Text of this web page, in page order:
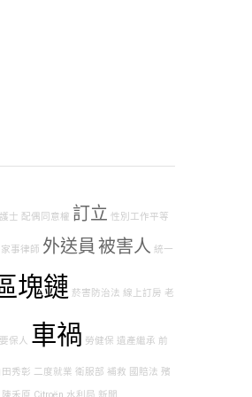
士 配偶同意權 訂立 性別工作平等
家事律師 外送員 被害人 統一
塊鏈 菸害防治法 線上訂房 老
要保人 車禍 勞健保 遺產繼承 前
田秀彰 二度就業 衛服部 補救 國賠法 殯
陳禾原 Citroën 水利局 新聞